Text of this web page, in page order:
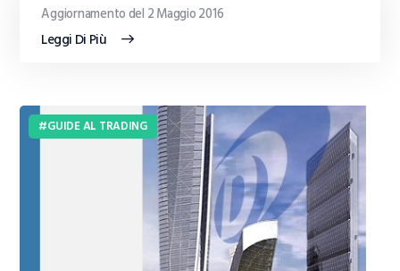
Leggi Di Più
Aggiornamento del 2 Maggio 2016
GUIDE AL TRADING